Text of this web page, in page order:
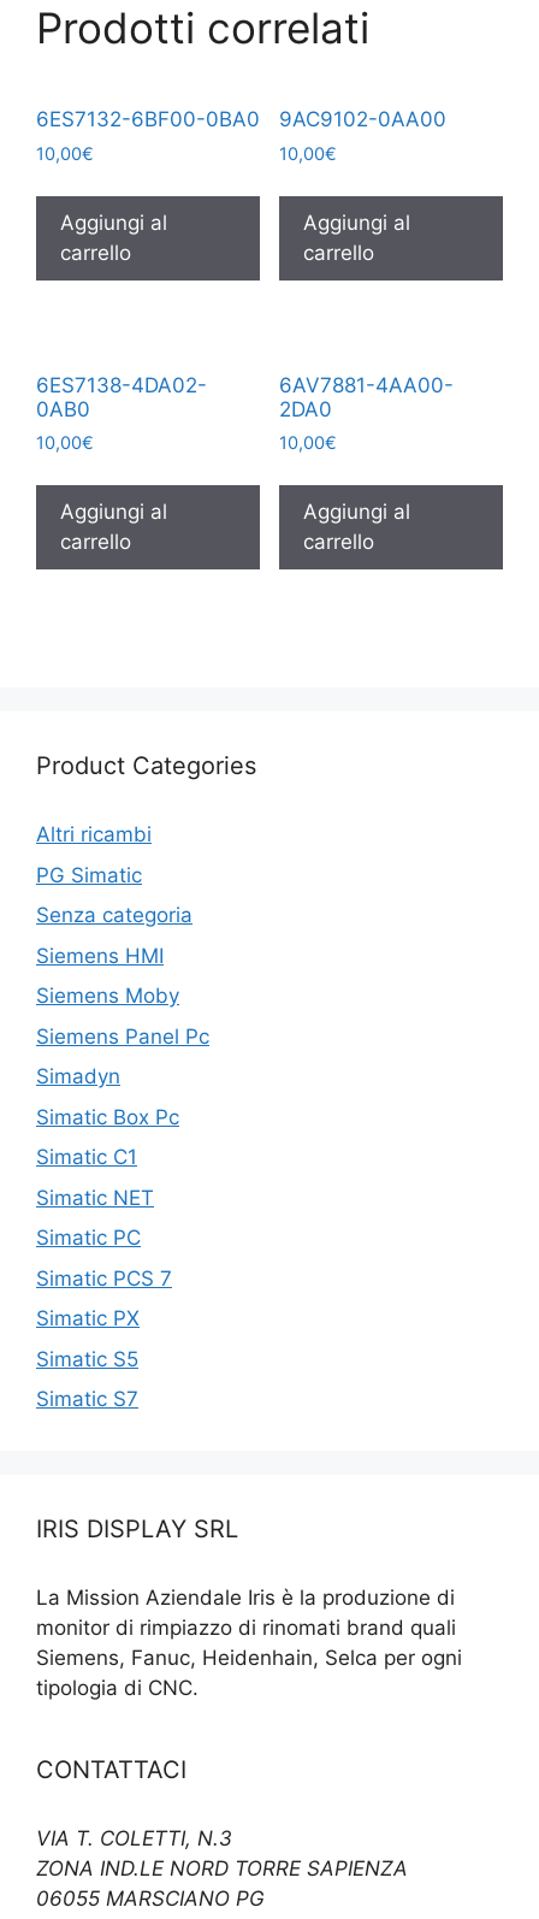
Prodotti correlati
6ES7132-6BF00-0BA0
10,00€
Aggiungi al
carrello
9AC9102-0AA00
10,00€
Aggiungi al
carrello
6ES7138-4DA02-
0AB0
10,00€
Aggiungi al
carrello
6AV7881-4AA00-
2DA0
10,00€
Aggiungi al
carrello
Product Categories
Altri ricambi
PG Simatic
Senza categoria
Siemens HMI
Siemens Moby
Siemens Panel Pc
Simadyn
Simatic Box Pc
Simatic C1
Simatic NET
Simatic PC
Simatic PCS 7
Simatic PX
Simatic S5
Simatic S7
IRIS DISPLAY SRL
La Mission Aziendale Iris è la produzione di
monitor di rimpiazzo di rinomati brand quali
Siemens, Fanuc, Heidenhain, Selca per ogni
tipologia di CNC.
CONTATTACI
VIA T. COLETTI, N.3
ZONA IND.LE NORD TORRE SAPIENZA
06055 MARSCIANO PG